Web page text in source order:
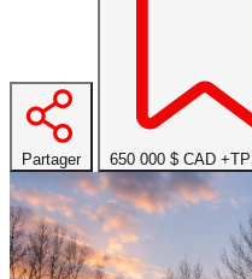
Partager 650 000 $ CAD